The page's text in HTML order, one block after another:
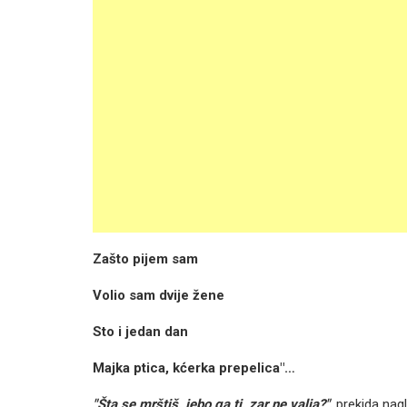
Zašto pijem sam
Volio sam dvije žene
Sto i jedan dan
Majka ptica, kćerka prepelica"…